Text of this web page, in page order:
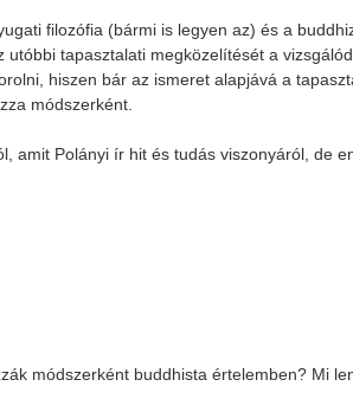
filozófia (bármi is legyen az) és a
tapasztalati megközelítését a
hiszen bár az ismeret alapjává a
módszerként.
amit Polányi ír hit és tudás viszonyáról, de
módszerként buddhista értelemben? Mi